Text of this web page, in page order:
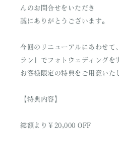
んのお問合せをいただき
誠にありがとうございます。
今回のリニューアルにあわせて
ラン」でフォトウェディングを
お客様限定の特典をご用意いた
【特典内容】
総額より￥20,000 OFF